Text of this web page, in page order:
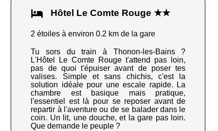
Hôtel Le Comte Rouge ★★
2 étoiles à environ 0.2 km de la gare
Tu sors du train à Thonon-les-Bains ?
L'Hôtel Le Comte Rouge t'attend pas loin,
pas de quoi t'épuiser avant de poser tes
valises. Simple et sans chichis, c'est la
solution idéale pour une escale rapide. La
chambre est basique mais pratique,
l'essentiel est là pour se reposer avant de
repartir à l'aventure ou de se balader dans le
coin. Un lit, une douche, et la gare pas loin.
Que demande le peuple ?